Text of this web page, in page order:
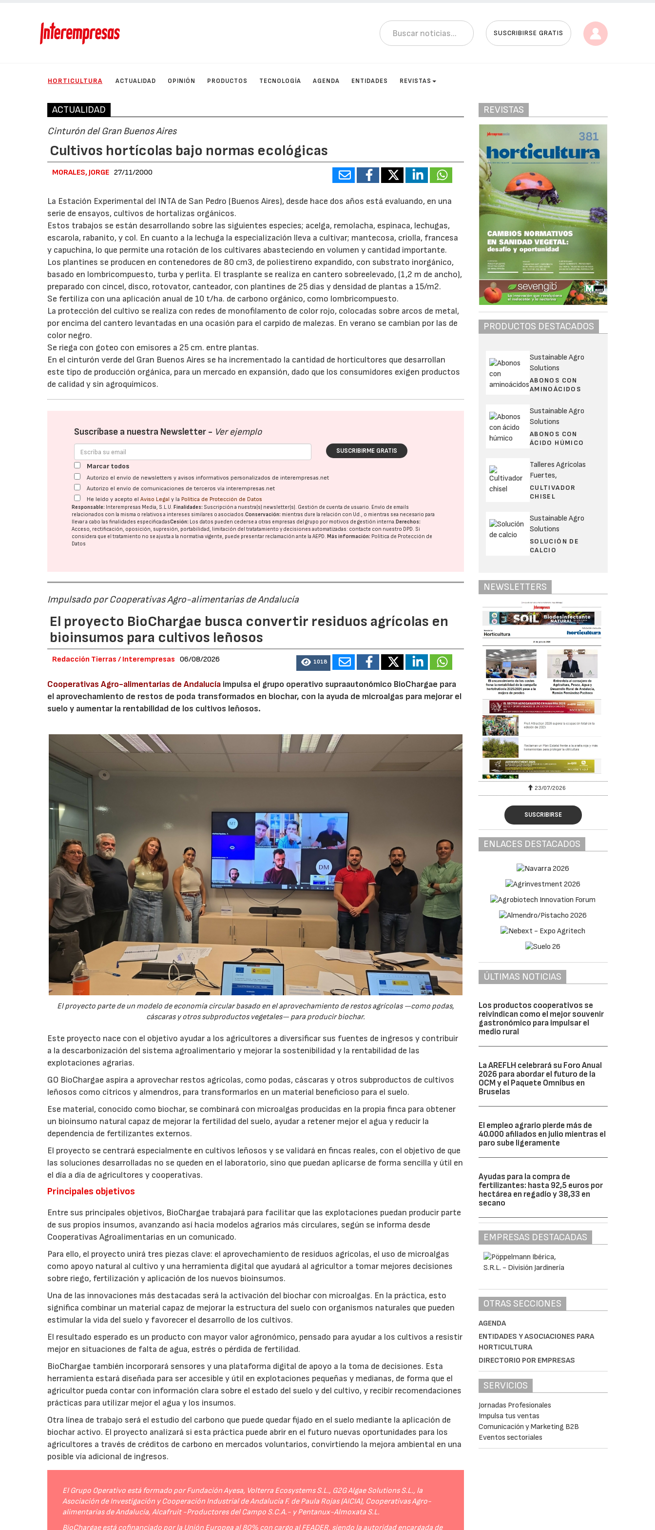
SUSCRIBIRSE GRATIS
HORTICULTURA ACTUALIDAD OPINIÓN PRODUCTOS TECNOLOGÍA AGENDA ENTIDADES REVISTAS
ACTUALIDAD
Cinturón del Gran Buenos Aires
Cultivos hortícolas bajo normas ecológicas
MORALES, JORGE 27/11/2000
La Estación Experimental del INTA de San Pedro (Buenos Aires), desde hace dos años está evaluando, en una
serie de ensayos, cultivos de hortalizas orgánicos.
Estos trabajos se están desarrollando sobre las siguientes especies; acelga, remolacha, espinaca, lechugas,
escarola, rabanito, y col. En cuanto a la lechuga la especialización lleva a cultivar; mantecosa, criolla, francesa
y capuchina, lo que permite una rotación de los cultivares abasteciendo en volumen y cantidad importante.
Los plantines se producen en contenedores de 80 cm3, de poliestireno expandido, con substrato inorgánico,
basado en lombricompuesto, turba y perlita. El trasplante se realiza en cantero sobreelevado, (1,2 m de ancho),
preparado con cincel, disco, rotovator, canteador, con plantines de 25 dias y densidad de plantas a 15/m2.
Se fertiliza con una aplicación anual de 10 t/ha. de carbono orgánico, como lombricompuesto.
La protección del cultivo se realiza con redes de monofilamento de color rojo, colocadas sobre arcos de metal,
por encima del cantero levantadas en una ocasión para el carpido de malezas. En verano se cambian por las de
color negro.
Se riega con goteo con emisores a 25 cm. entre plantas.
En el cinturón verde del Gran Buenos Aires se ha incrementado la cantidad de horticultores que desarrollan
este tipo de producción orgánica, para un mercado en expansión, dado que los consumidores exigen productos
de calidad y sin agroquímicos.
Suscríbase a nuestra Newsletter - Ver ejemplo
SUSCRIBIRME GRATIS
Marcar todos
Autorizo el envío de newsletters y avisos informativos personalizados de interempresas.net
Autorizo el envío de comunicaciones de terceros vía interempresas.net
He leído y acepto elAviso Legal y la Política de Protección de Datos
Responsable: Interempresas Media, S.L.U. Finalidades: Suscripción a nuestra(s) newsletter(s). Gestión de cuenta de usuario. Envío de emails
relacionados con la misma o relativos a intereses similares o asociados.Conservación: mientras dure la relación con Ud., o mientras sea necesario para
llevar a cabo las finalidades especificadasCesión: Los datos pueden cederse a otras empresas del grupo por motivos de gestión interna. Derechos:
Acceso, rectificación, oposición, supresión, portabilidad, limitación del tratatamiento y decisiones automatizadas: contacte con nuestro DPD. Si
considera que el tratamiento no se ajusta a la normativa vigente, puede presentar reclamación ante laAEPD. Más información: Política de Protección de
Datos
Impulsado por Cooperativas Agro-alimentarias de Andalucía
El proyecto BioChargae busca convertir residuos agrícolas en
bioinsumos para cultivos leñosos
Redacción Tierras / Interempresas 06/08/2026 1018
Cooperativas Agro-alimentarias de Andalucía impulsa el grupo operativo supraautonómico BioChargae para
el aprovechamiento de restos de poda transformados en biochar, con la ayuda de microalgas para mejorar el
suelo y aumentar la rentabilidad de los cultivos leñosos.
El proyecto parte de un modelo de economía circular basado en el aprovechamiento de restos agrícolas —como podas,
cáscaras y otros subproductos vegetales— para producir biochar.
Este proyecto nace con el objetivo ayudar a los agricultores a diversificar sus fuentes de ingresos y contribuir
a la descarbonización del sistema agroalimentario y mejorar la sostenibilidad y la rentabilidad de las
explotaciones agrarias.
GO BioChargae aspira a aprovechar restos agrícolas, como podas, cáscaras y otros subproductos de cultivos
leñosos como cítricos y almendros, para transformarlos en un material beneficioso para el suelo.
Ese material, conocido como biochar, se combinará con microalgas producidas en la propia finca para obtener
un bioinsumo natural capaz de mejorar la fertilidad del suelo, ayudar a retener mejor el agua y reducir la
dependencia de fertilizantes externos.
El proyecto se centrará especialmente en cultivos leñosos y se validará en fincas reales, con el objetivo de que
las soluciones desarrolladas no se queden en el laboratorio, sino que puedan aplicarse de forma sencilla y útil en
el día a día de agricultores y cooperativas.
Principales objetivos
Entre sus principales objetivos, BioChargae trabajará para facilitar que las explotaciones puedan producir parte
de sus propios insumos, avanzando así hacia modelos agrarios más circulares, según se informa desde
Cooperativas Agroalimentarias en un comunicado.
Para ello, el proyecto unirá tres piezas clave: el aprovechamiento de residuos agrícolas, el uso de microalgas
como apoyo natural al cultivo y una herramienta digital que ayudará al agricultor a tomar mejores decisiones
sobre riego, fertilización y aplicación de los nuevos bioinsumos.
Una de las innovaciones más destacadas será la activación del biochar con microalgas. En la práctica, esto
significa combinar un material capaz de mejorar la estructura del suelo con organismos naturales que pueden
estimular la vida del suelo y favorecer el desarrollo de los cultivos.
El resultado esperado es un producto con mayor valor agronómico, pensado para ayudar a los cultivos a resistir
mejor en situaciones de falta de agua, estrés o pérdida de fertilidad.
BioChargae también incorporará sensores y una plataforma digital de apoyo a la toma de decisiones. Esta
herramienta estará diseñada para ser accesible y útil en explotaciones pequeñas y medianas, de forma que el
agricultor pueda contar con información clara sobre el estado del suelo y del cultivo, y recibir recomendaciones
prácticas para utilizar mejor el agua y los insumos.
Otra línea de trabajo será el estudio del carbono que puede quedar fijado en el suelo mediante la aplicación de
biochar activo. El proyecto analizará si esta práctica puede abrir en el futuro nuevas oportunidades para los
agricultores a través de créditos de carbono en mercados voluntarios, convirtiendo la mejora ambiental en una
posible vía adicional de ingresos.
El Grupo Operativo está formado por Fundación Ayesa, Volterra Ecosystems S.L., G2G Algae Solutions S.L., la
Asociación de Investigación y Cooperación Industrial de Andalucía F. de Paula Rojas (AICIA), Cooperativas Agro-
alimentarias de Andalucía, Alcafruit -Productores del Campo S.C.A.- y Pentanux-Almoxata S.L.
BioChargae está cofinanciado por la Unión Europea al 80% con cargo al FEADER, siendo la autoridad encargada de
REVISTAS
PRODUCTOS DESTACADOS
Sustainable Agro
Solutions
ABONOS CON
AMINOÁCIDOS
Sustainable Agro
Solutions
ABONOS CON
ÁCIDO HÚMICO
Talleres Agrícolas
Fuertes,
CULTIVADOR
CHISEL
Sustainable Agro
Solutions
SOLUCIÓN DE
CALCIO
NEWSLETTERS
23/07/2026
SUSCRIBIRSE
ENLACES DESTACADOS
ÚLTIMAS NOTICIAS
Los productos cooperativos se
reivindican como el mejor souvenir
gastronómico para impulsar el
medio rural
La AREFLH celebrará su Foro Anual
2026 para abordar el futuro de la
OCM y el Paquete Omnibus en
Bruselas
El empleo agrario pierde más de
40.000 afiliados en julio mientras el
paro sube ligeramente
Ayudas para la compra de
fertilizantes: hasta 92,5 euros por
hectárea en regadío y 38,33 en
secano
EMPRESAS DESTACADAS
OTRAS SECCIONES
AGENDA
ENTIDADES Y ASOCIACIONES PARA
HORTICULTURA
DIRECTORIO POR EMPRESAS
SERVICIOS
Jornadas Profesionales
Impulsa tus ventas
Comunicación y Marketing B2B
Eventos sectoriales